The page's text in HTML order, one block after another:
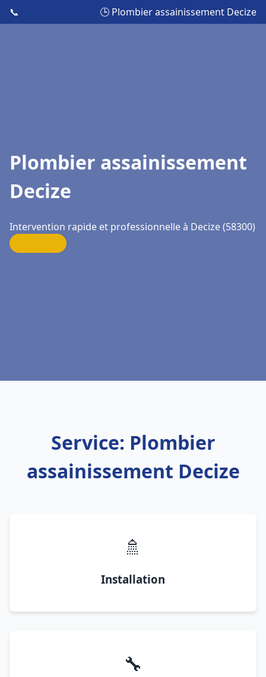
📞 🕒 Plombier assainissement Decize
Plombier assainissement
Decize
Intervention rapide et professionnelle à Decize (58300)
Service: Plombier
assainissement Decize
🚿
Installation
🔧